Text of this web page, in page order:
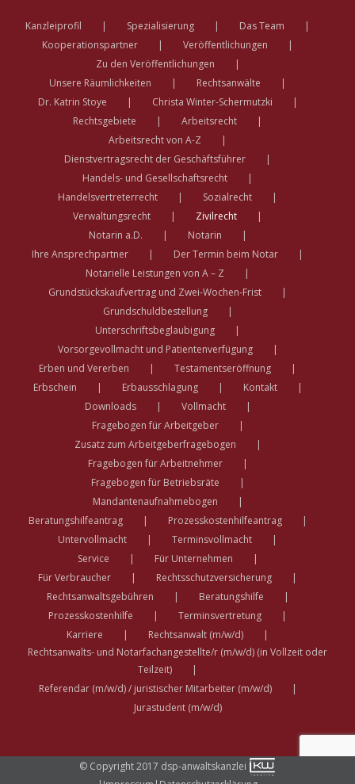
Kanzleiprofil Spezialisierung
Das Team
Kooperationspartner
Veröffentlichungen
Zu den Veröffentlichungen
Unsere Räumlichkeiten
Rechtsanwälte
Dr. Katrin Stoye
Christa Winter-Schermutzki
Rechtsgebiete
Arbeitsrecht
Arbeitsrecht von A-Z
Dienstvertragsrecht der Geschäftsführer
Handels- und Gesellschaftsrecht
Handelsvertreterrecht
Sozialrecht
Verwaltungsrecht
Zivilrecht
Notarin a.D.
Notarin
Ihre Ansprechpartner
Der Termin beim Notar
Notarielle Leistungen von A – Z
Grundstückskaufvertrag und Zwei-Wochen-Frist
Grundschuldbestellung
Unterschriftsbeglaubigung
Vorsorgevollmacht und Patientenverfügung
Erben und Vererben
Testamentseröffnung
Erbschein
Erbausschlagung
Kontakt
Downloads
Vollmacht
Fragebogen für Arbeitgeber
Zusatz zum Arbeitgeberfragebogen
Fragebogen für Arbeitnehmer
Fragebogen für Betriebsräte
Mandantenaufnahmebogen
Beratungshilfeantrag
Prozesskostenhilfeantrag
Untervollmacht
Terminsvollmacht
Service
Für Unternehmen
Für Verbraucher
Rechtsschutzversicherung
Rechtsanwaltsgebühren
Beratungshilfe
Prozesskostenhilfe
Terminsvertretung
Karriere
Rechtsanwalt (m/w/d)
Rechtsanwalts- und Notarfachangestellte/r (m/w/d) (in Vollzeit oder
Teilzeit)
Referendar (m/w/d) / juristischer Mitarbeiter (m/w/d)
Jurastudent (m/w/d)
© Copyright 2017 dsp-anwaltskanzlei